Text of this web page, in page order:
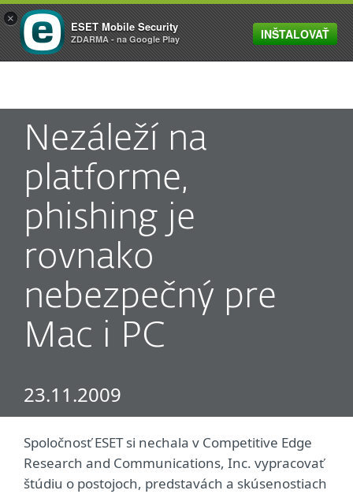
MENU
Nezáleží na
platforme,
phishing je
rovnako
nebezpečný pre
Mac i PC
23.11.2009
Spoločnosť ESET si nechala v Competitive Edge
Research and Communications, Inc. vypracovať
štúdiu o postojoch, predstavách a skúsenostiach
×
ESET Mobile Security
ZDARMA - na Google Play INŠTALOVAŤ